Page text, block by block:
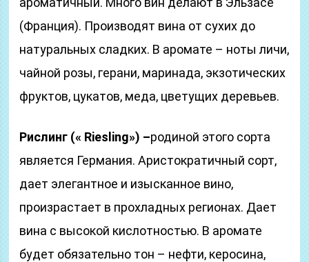
(Франция). Производят вина от сухих до
натуральных сладких. В аромате – ноты личи,
чайной розы, герани, маринада, экзотических
фруктов, цукатов, меда, цветущих деревьев.
Рислинг (« Riesling») –родиной этого сорта
является Германия. Аристократичный сорт,
дает элегантное и изысканное вино,
произрастает в прохладных регионах. Дает
вина с высокой кислотностью. В аромате
будет обязательно тон – нефти, керосина,